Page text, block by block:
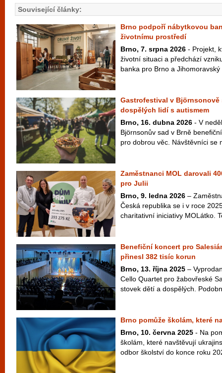
Související články:
Brno podpoří nábytkovou
životnímu prostředí
Brno, 7. srpna 2026 - Projekt,
životní situaci a předchází
banka pro Brno a
Gastrofestival v Björnsonově
dospělých lidí s autismem
Brno, 16. dubna 2026 - V
Björnsonův sad v Brně
pro dobrou věc. Návštěvníci se
Zaměstnanci MOL darovali
pro Julii
Brno, 9. ledna 2026 –
Česká republika se i v roce
charitativní iniciativy MOLátko.
Benefiční koncert pro
přinesl 382 tisíc korun
Brno, 13. října 2025 –
Cello Quartet pro žabovřeské
stovek dětí a dospělých.
Brno pomůže školám, které
Brno, 10. června 2025 - Na
školám, které navštěvují
odbor školství do konce roku